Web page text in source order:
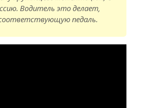
Водитель это делает,
педаль.